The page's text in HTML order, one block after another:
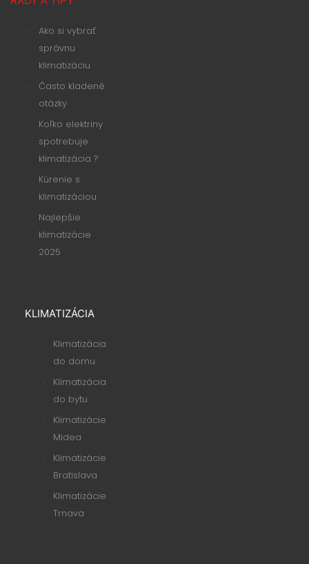
Ako si vybrať
správnu
klimatizáciu
Často kladené
otázky
Koľko elektriny
spotrebuje
klimatizácia ?
Kúrenie s
klimatizáciou
Najlepšie
klimatizácie
2025
KLIMATIZÁCIA
Klimatizácia
do domu
Klimatizácia
do bytu
Klimatizácie
Midea
Klimatizácie
Bratislava
Klimatizácie
Trnava